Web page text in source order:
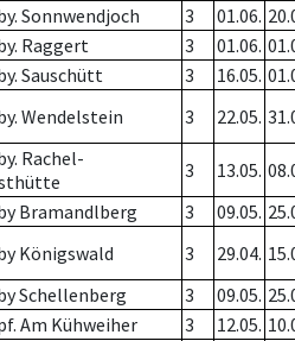
Sonnwendjoch 3 01.06.
Raggert 3 01.06.
Sauschütt 3 16.05.
Wendelstein 3 22.05.
Rachel-
3 13.05.
Bramandlberg 3 09.05.
Königswald 3 29.04.
Schellenberg 3 09.05.
Am Kühweiher 3 12.05.